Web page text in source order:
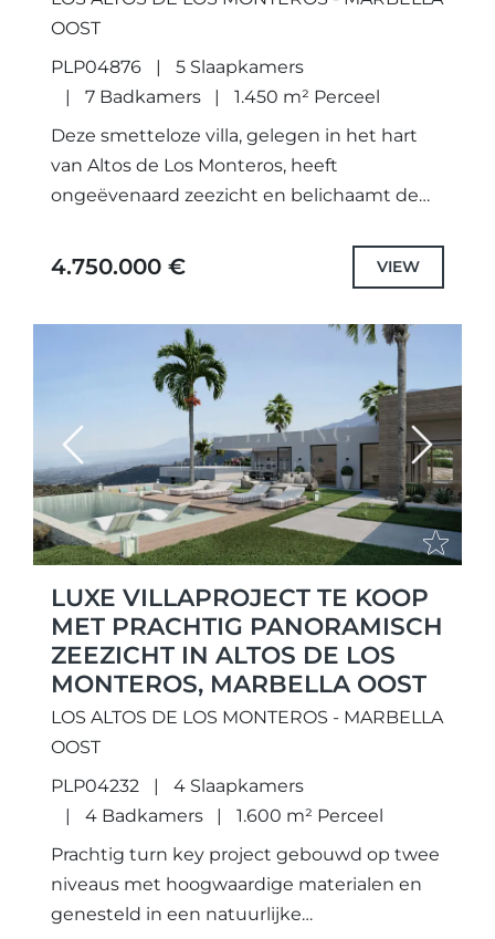
OOST
PLP04876
5 Slaapkamers
7 Badkamers
1.450 m² Perceel
Deze smetteloze villa, gelegen in het hart
van Altos de Los Monteros, heeft
ongeëvenaard zeezicht en belichaamt de
villa heeft 5 slaapkamers, 7 badkamers,...
4.750.000 € VIEW
Previous Next
LUXE VILLAPROJECT TE KOOP
MET PRACHTIG PANORAMISCH
ZEEZICHT IN ALTOS DE LOS
MONTEROS, MARBELLA OOST
LOS ALTOS DE LOS MONTEROS - MARBELLA
OOST
PLP04232
4 Slaapkamers
4 Badkamers
1.600 m² Perceel
Prachtig turn key project gebouwd op twee
niveaus met hoogwaardige materialen en
genesteld in een natuurlijke